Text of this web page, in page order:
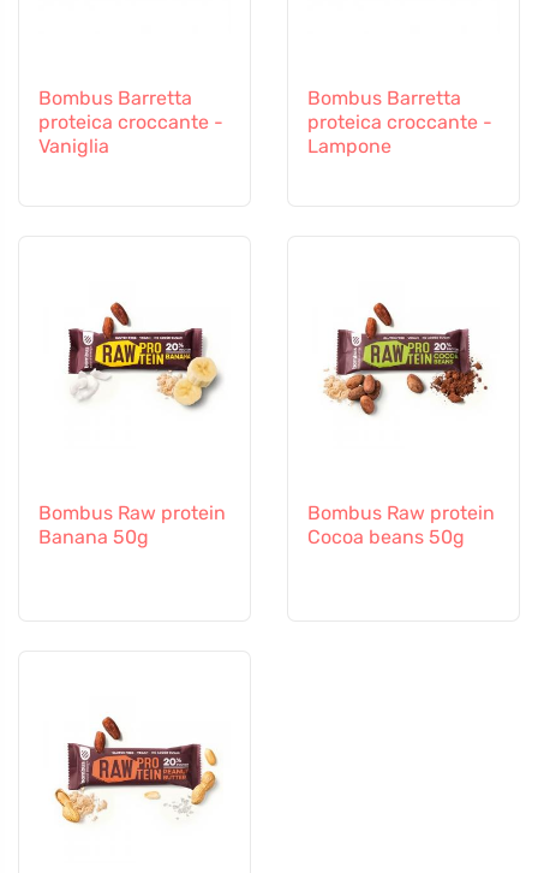
Bombus Barretta
proteica croccante -
Vaniglia
Bombus Barretta
proteica croccante -
Lampone
Bombus Raw protein
Banana 50g
Bombus Raw protein
Cocoa beans 50g